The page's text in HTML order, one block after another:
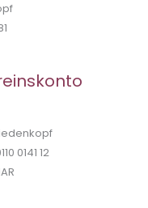
0141 12